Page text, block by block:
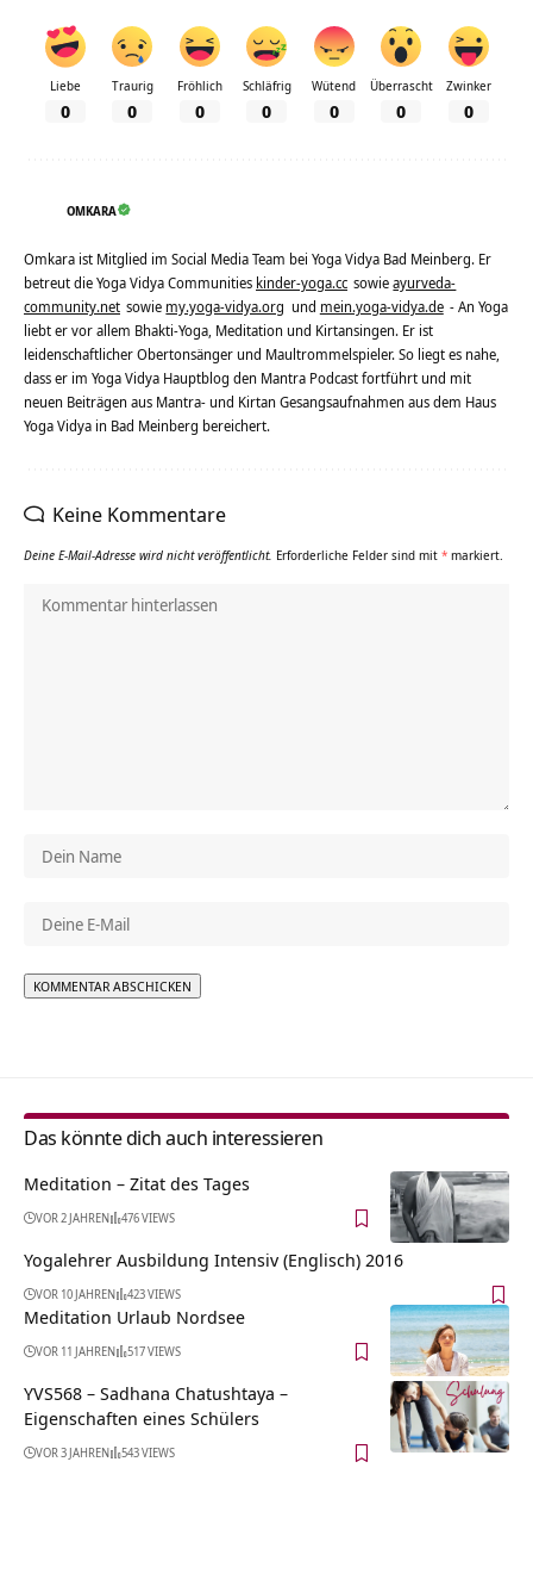
Liebe
0
Traurig
0
Fröhlich
0
Schläfrig
0
Wütend
0
Überrascht
0
Zwinker
0
OMKARA
Omkara ist Mitglied im Social Media Team bei Yoga Vidya Bad Meinberg. Er
betreut die Yoga Vidya Communities kinder-yoga.cc sowieayurveda-
community.net sowie my.yoga-vidya.org und mein.yoga-vidya.de - An Yoga
liebt er vor allem Bhakti-Yoga, Meditation und Kirtansingen. Er ist
leidenschaftlicher Obertonsänger und Maultrommelspieler. So liegt es nahe,
dass er im Yoga Vidya Hauptblog den Mantra Podcast fortführt und mit
neuen Beiträgen aus Mantra- und Kirtan Gesangsaufnahmen aus dem Haus
Yoga Vidya in Bad Meinberg bereichert.
Keine Kommentare
Deine E-Mail-Adresse wird nicht veröffentlicht. Erforderliche Felder sind mit * markiert.
Das könnte dich auch interessieren
Meditation – Zitat des Tages
VOR 2 JAHREN 476 VIEWS
Yogalehrer Ausbildung Intensiv (Englisch) 2016
VOR 10 JAHREN 423 VIEWS
Meditation Urlaub Nordsee
VOR 11 JAHREN 517 VIEWS
YVS568 – Sadhana Chatushtaya –
Eigenschaften eines Schülers
VOR 3 JAHREN 543 VIEWS